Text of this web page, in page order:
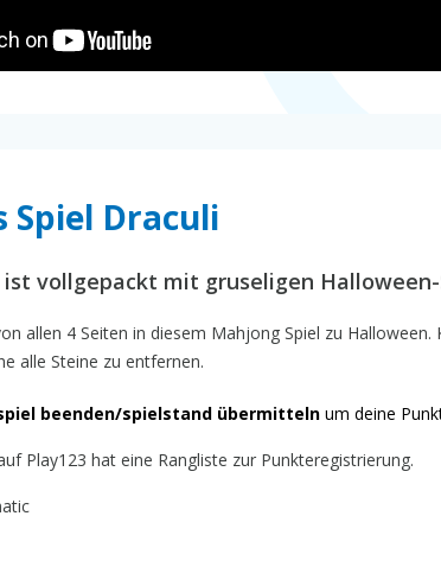
Spiel Draculi
ist vollgepackt mit gruseligen
allen 4 Seiten in diesem Mahjong Spiel zu
alle Steine zu entfernen.
beenden/spielstand übermitteln um deine
Play123 hat eine Rangliste zur Punkteregistrierung.